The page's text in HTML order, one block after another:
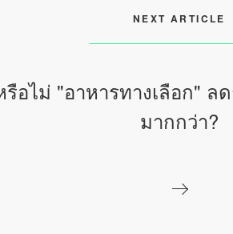
NEXT ARTICLE
รือไม่ "อาหารทางเลือก"​ ล
มากกว่า?